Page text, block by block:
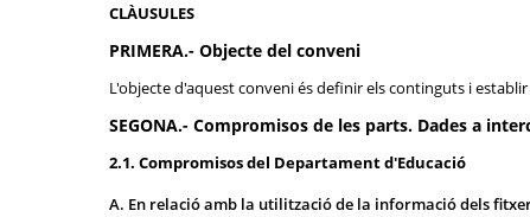
CLÀUSULES
PRIMERA.- Objecte del conveni
L'objecte d'aquest conveni és definir els continguts i
SEGONA.- Compromisos de les parts. Dades a
2.1. Compromisos del Departament d'Educació
A. En relació amb la utilització de la informació dels